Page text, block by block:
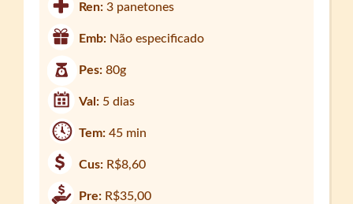
Ren:3 panetones
Emb: Não especificado
Pes:80g
Val: 5 dias
Tem:45 min
Cus: R$8,60
Pre: R$35,00